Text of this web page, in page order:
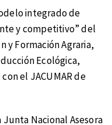
integrado de
y competitivo” del
y Formación Agraria,
Ecológica,
el JACUMAR de
Nacional Asesora